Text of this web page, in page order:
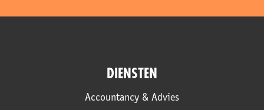
DIENSTEN
Accountancy & Advies